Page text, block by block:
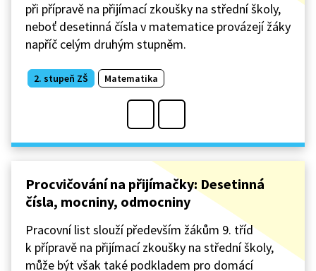
při přípravě na přijímací zkoušky na střední školy,
neboť desetinná čísla v matematice provázejí žáky
napříč celým druhým stupněm.
2. stupeň ZŠ Matematika
Procvičování na přijímačky: Desetinná
čísla, mocniny, odmocniny
Pracovní list slouží především žákům 9. tříd
k přípravě na přijímací zkoušky na střední školy,
může být však také podkladem pro domácí